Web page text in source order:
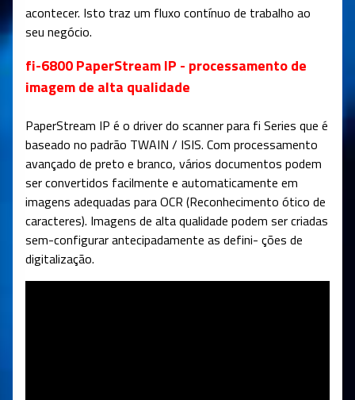
acontecer. Isto traz um fluxo contínuo de trabalho ao
seu negócio.
fi-6800 PaperStream IP - processamento de
imagem de alta qualidade
PaperStream IP é o driver do scanner para fi Series que é
baseado no padrão TWAIN / ISIS. Com processamento
avançado de preto e branco, vários documentos podem
ser convertidos facilmente e automaticamente em
imagens adequadas para OCR (Reconhecimento ótico de
caracteres). Imagens de alta qualidade podem ser criadas
sem-configurar antecipadamente as defini- ções de
digitalização.